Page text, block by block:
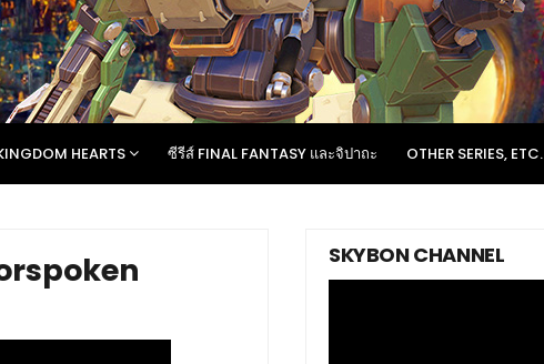
HEARTS ซีรีส์ FINAL FANTASY และจิปาถะ OTHER SERIES, ETC.
SKYBON CHANNEL